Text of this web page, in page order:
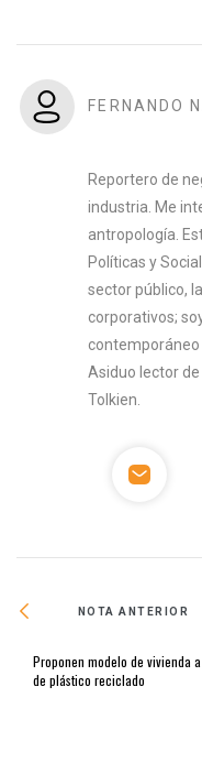
FERNANDO
Reportero de
industria. Me
antropología.
Políticas y
sector público,
corporativos;
contemporáneo
Asiduo lector
Tolkien.
NOTA ANTERIOR
Proponen modelo de vivienda
de plástico reciclado